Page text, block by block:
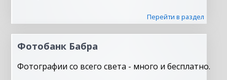
Перейти в раздел
Фотобанк Бабра
Фотографии со всего света - много и бесплатно.